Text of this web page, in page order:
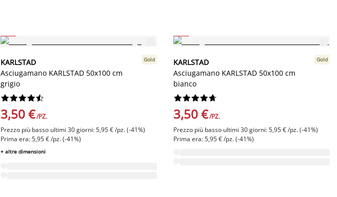
KARLSTAD
Asciugamano KARLSTAD 50x100 cm
grigio
Gold






3,50 €/PZ.
Prezzo più basso ultimi 30 giorni: 5,95 € /pz. (-41%)
Prima era: 5,95 € /pz. (-41%)
+ altre dimensioni
KARLSTAD
Asciugamano KARLSTAD 50x100 cm
bianco
Gold






3,50 €/PZ.
Prezzo più basso ultimi 30 giorni: 5,95 € /pz. (-41%)
Prima era: 5,95 € /pz. (-41%)